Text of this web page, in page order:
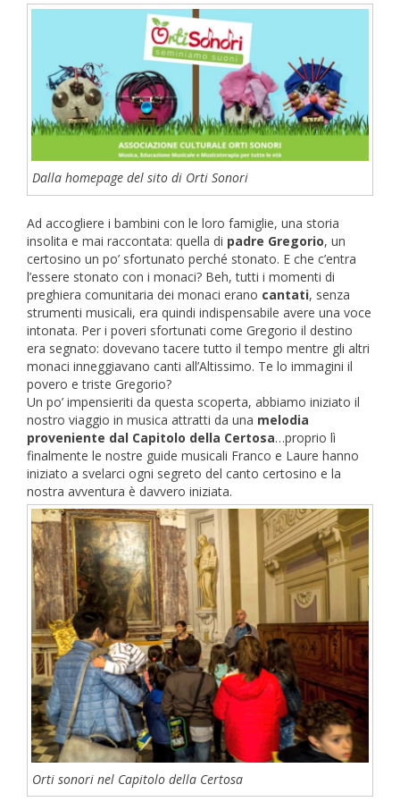
Dalla homepage del sito di Orti Sonori
Ad accogliere i bambini con le loro famiglie, una storia
insolita e mai raccontata: quella di padre Gregorio, un
certosino un po’ sfortunato perché stonato. E che c’entra
l’essere stonato con i monaci? Beh, tutti i momenti di
preghiera comunitaria dei monaci erano cantati, senza
strumenti musicali, era quindi indispensabile avere una voce
intonata. Per i poveri sfortunati come Gregorio il destino
era segnato: dovevano tacere tutto il tempo mentre gli altri
monaci inneggiavano canti all’Altissimo. Te lo immagini il
povero e triste Gregorio?
Un po’ impensieriti da questa scoperta, abbiamo iniziato il
nostro viaggio in musica attratti da una melodia
proveniente dal Capitolo della Certosa…proprio lì
finalmente le nostre guide musicali Franco e Laure hanno
iniziato a svelarci ogni segreto del canto certosino e la
nostra avventura è davvero iniziata.
Orti sonori nel Capitolo della Certosa